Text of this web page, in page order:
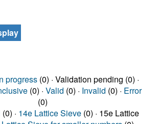
progress(0) · Validation pending (0) ·
(0) · Valid (0) · Invalid (0) · Error
(0)
(0) · 14e Lattice Sieve (0) · 15e Lattice